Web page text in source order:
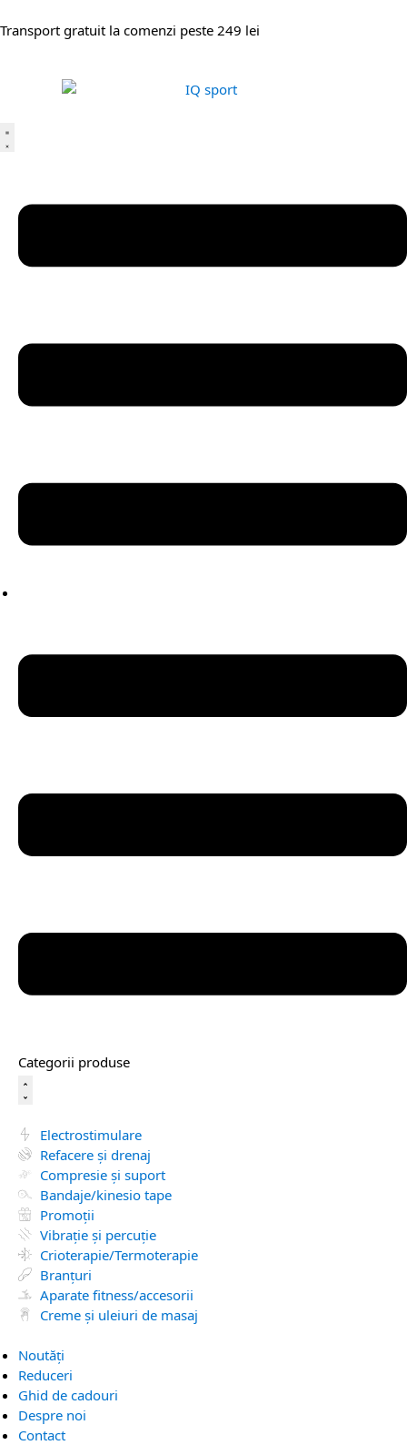
Transport gratuit la comenzi peste 249 lei
Categorii produse
Electrostimulare
Refacere și drenaj
Compresie și suport
Bandaje/kinesio tape
Promoții
Vibrație și percuție
Crioterapie/Termoterapie
Branțuri
Aparate fitness/accesorii
Creme și uleiuri de masaj
Noutăți
Reduceri
Ghid de cadouri
Despre noi
Contact